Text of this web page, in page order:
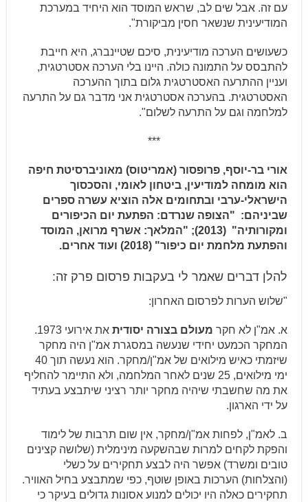
עם זה. אבל שים לב, שראש המוסד הוא היחיד במערכת
המודיעינית שנשאר חסין מביקורת".
כשעושים הערכה מודיעינית, סיכם שטיינברג, היא חייבת
להתבסס על התמונה כולה. היינו בלי הערכה אסטרטגית,
ועניין ההתרעה האסטרטגית גלום בתוך ההערכה
האסטרטגית. בהערכה אסטרטגית אני מדבר גם על התרעה
למלחמה וגם על התרעה לשלום".
***
אורי בר-יוסף, פרופסור (אמריטוס) מאוניברסיטת חיפה
הוא מומחה למודיעין, ביטחון לאומי, והסכסוך
הישראלי-ערבי ובתחומים אלה הוציא עשרה ספרים
שביניהם: "הצופה שנרדם: הפתעת יום הכיפורים
ומקורותיה" (2013); "
המלאך: אשרף מרואן, המוסד
והפתעת מלחמת יום כיפור" (2018) ועוד אחרים.
להלן דברים שאמר לי בעקבות פרסום פרק זה:
"שלוש הערות לפרסום האחרון:
א. אמ"ן לא חקר מעולם בצורה יסודית
את אירועי 1973.
המחקר הכמעט יחידי שנעשה במסגרת אמ"ן היה מחקר
שיזמתי כאיש מילואים של אמ"ן/מחקר. הוא נעשה תוך 40
ימי מילואים, 25 שנים לאחר המלחמה, ולא
התיימר להחליף
את מה שחשבתי שיהיה מחקר יותר רציני שיתבצע בעתיד
על ידי הארגון.
ב. לאמ"ן, לפחות אמ"ן/מחקר, אין שום תרבות של לימוד
והפקת לקחים למרות שבהשקעה מינימלית (שלושה קצינים
טובים ומשרד) אפשר היה לבצע תחקירים על כשלי
(והצלחות) הערכות באופן שוטף, כפי שמתבצע בחיל האוויר.
תחקירים כאלה היו יכולים למנוע אסונות גדולים בעיקר כי